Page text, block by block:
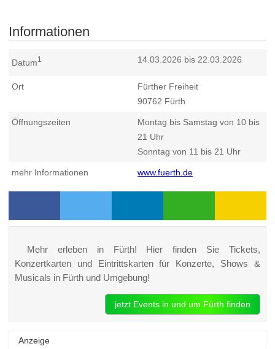
Informationen
Datum1 14.03.2026 bis 22.03.2026
Ort
Fürther Freiheit
90762 Fürth
Öffnungszeiten
Montag bis Samstag von 10 bis
21 Uhr
Sonntag von 11 bis 21 Uhr
mehr Informationen www.fuerth.de
Mehr erleben in Fürth! Hier finden Sie Tickets,
Konzertkarten und Eintrittskarten für Konzerte, Shows &
Musicals in Fürth und Umgebung!
jetzt Events in und um Fürth finden
Anzeige